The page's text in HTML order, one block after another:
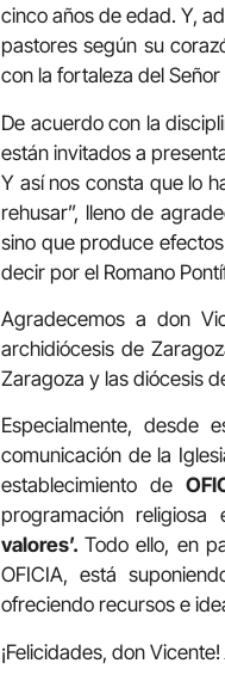
cinco años de edad. Y,
pastores según su
con la fortaleza del
De acuerdo con la
están invitados a
Y así nos consta que lo
rehusar”, lleno de
sino que produce
decir por el Romano
Agradecemos a don
archidiócesis de
Zaragoza y las diócesis
Especialmente, desde
comunicación de la
establecimiento de
programación
valores’.Todo ello, en
OFICIA, está
ofreciendo recursos e
¡Felicidades, don Vicente!